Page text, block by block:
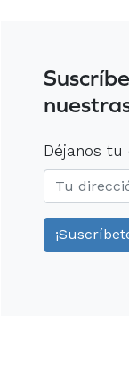
Déjanos